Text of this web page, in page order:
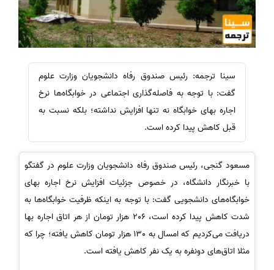
سینا ترجمه: رئیس صندوق رفاه دانشجویان وزارت علوم
گفت: با توجه به فاصله‌گذاری اجتماعی در خوابگاه‌ها نرخ
اجاره بهای خوابگاه نه تنها افزایش نداشته‌؛ بلکه نسبت به
قبل کاهش پیدا کرده است.
مسعود گنجی، رئیس صندوق رفاه دانشجویان وزارت علوم در گفتگو
با خبرنگار دانشگاه، در خصوص جزئیات افزایش نرخ اجاره بهای
خوابگاه‌های دانشجویی گفت: با توجه به اینکه ظرفیت خوابگاه‌ها به
شدت کاهش پیدا کرده است، 206 هزار تومان از هر اتاق اجاره بها
دریافت می‌کردیم که امسال به 130 هزار تومان کاهش یافته؛ چرا که
مثلا اتاق‌های دونفره به یک نفر کاهش یافته است.